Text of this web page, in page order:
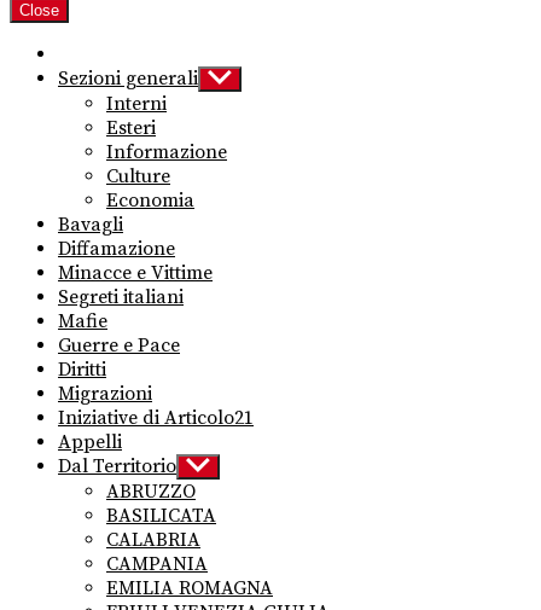
Close
Sezioni generali Show
sub
Interni
Esteri
Informazione
Culture
Economia
Bavagli
Diffamazione
Minacce e Vittime
Segreti italiani
Mafie
Guerre e Pace
Diritti
Migrazioni
Iniziative di Articolo21
Appelli
Dal Territorio Show
sub
menu
ABRUZZO
BASILICATA
CALABRIA
CAMPANIA
EMILIA ROMAGNA